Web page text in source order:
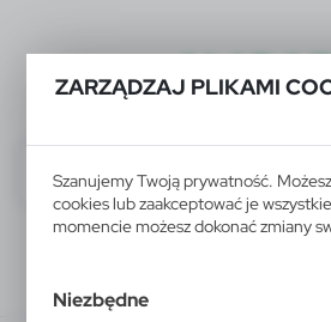
ZARZĄDZAJ PLIKAMI
Szanujemy Twoją prywatność.
cookies lub zaakceptować je
momencie możesz dokonać zmiany
Niezbędne